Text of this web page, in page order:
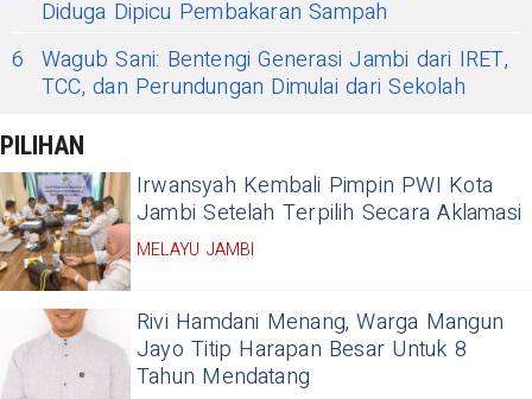
Diduga Dipicu Pembakaran Sampah
6 Wagub Sani: Bentengi Generasi Jambi dari IRET,
TCC, dan Perundungan Dimulai dari Sekolah
PILIHAN
Irwansyah Kembali Pimpin PWI Kota
Jambi Setelah Terpilih Secara Aklamasi
MELAYU JAMBI
Rivi Hamdani Menang, Warga Mangun
Jayo Titip Harapan Besar Untuk 8
Tahun Mendatang